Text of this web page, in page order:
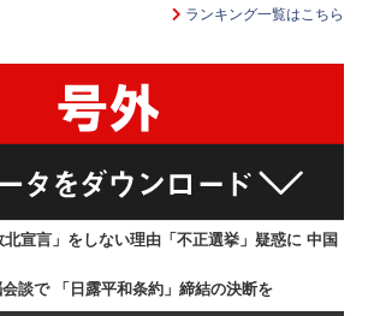
ランキング一覧はこちら
北宣言」をしない理由「不正選挙」疑惑に 中国
談で 「日露平和条約」締結の決断を